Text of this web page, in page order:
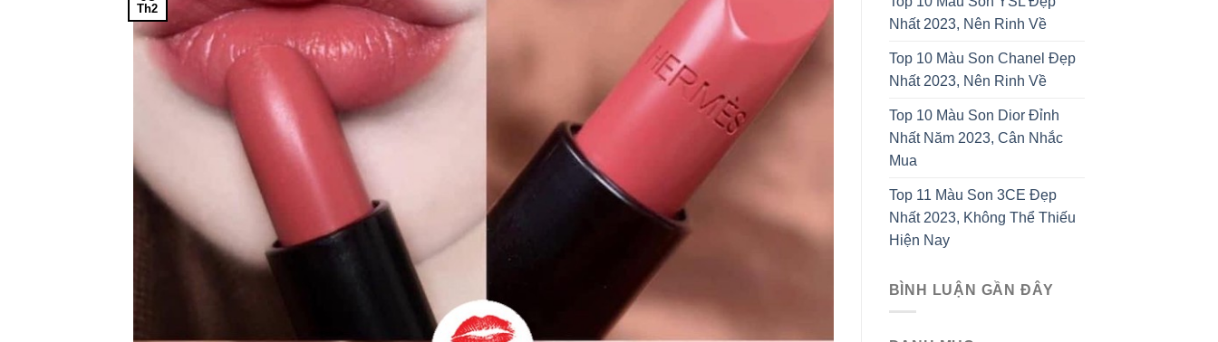
Th2
Nhất 2023, Nên Rinh Về
Top 10 Màu Son Chanel Đẹp
Nhất 2023, Nên Rinh Về
Top 10 Màu Son Dior Đỉnh
Nhất Năm 2023, Cân Nhắc
Mua
Top 11 Màu Son 3CE Đẹp
Nhất 2023, Không Thể Thiếu
Hiện Nay
BÌNH LUẬN GẦN ĐÂY